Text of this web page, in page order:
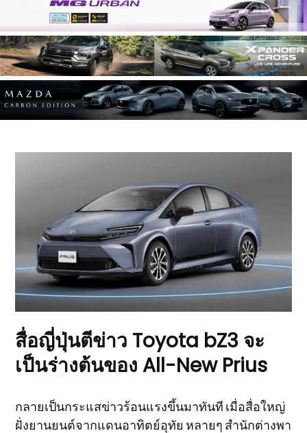
สื่อญี่ปุ่นตีข่าว Toyota bZ3 จะ
เป็นร่างต้นของ All-New Prius
กลายเป็นกระแสข่าวร้อนแรงขึ้นมาทันที เมื่อสื่อใหญ่
ฝั่งยานยนต์จากแดนอาทิตย์อุทัย หลายๆ สำนักต่างพา